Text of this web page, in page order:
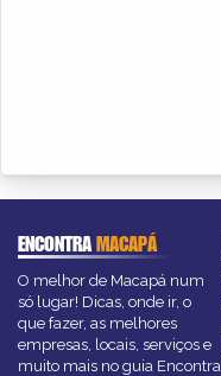
ENCONTRAMACAPÁ
O melhor de Macapá num
só lugar! Dicas, onde ir, o
que fazer, as melhores
empresas, locais, serviços e
muito mais no guia Encontra